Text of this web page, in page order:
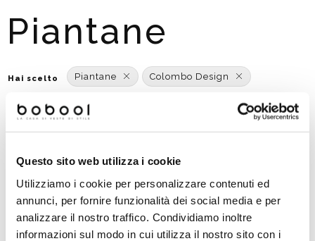
Questo sito web utilizza i cookie
Utilizziamo i cookie per personalizzare contenuti ed
annunci, per fornire funzionalità dei social media e per
analizzare il nostro traffico. Condividiamo inoltre
informazioni sul modo in cui utilizza il nostro sito con i
Piantane
Hai scelto Piantane Colombo Design
Ordinato per:POPOLARITÀ